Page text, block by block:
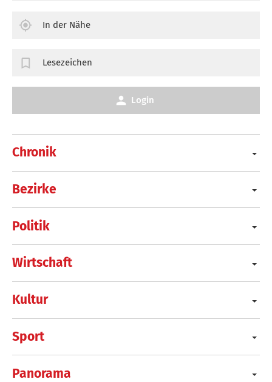
Chronik
Bezirke
Politik
Wirtschaft
Kultur
Sport
Panorama
In der Nähe
Lesezeichen
Login